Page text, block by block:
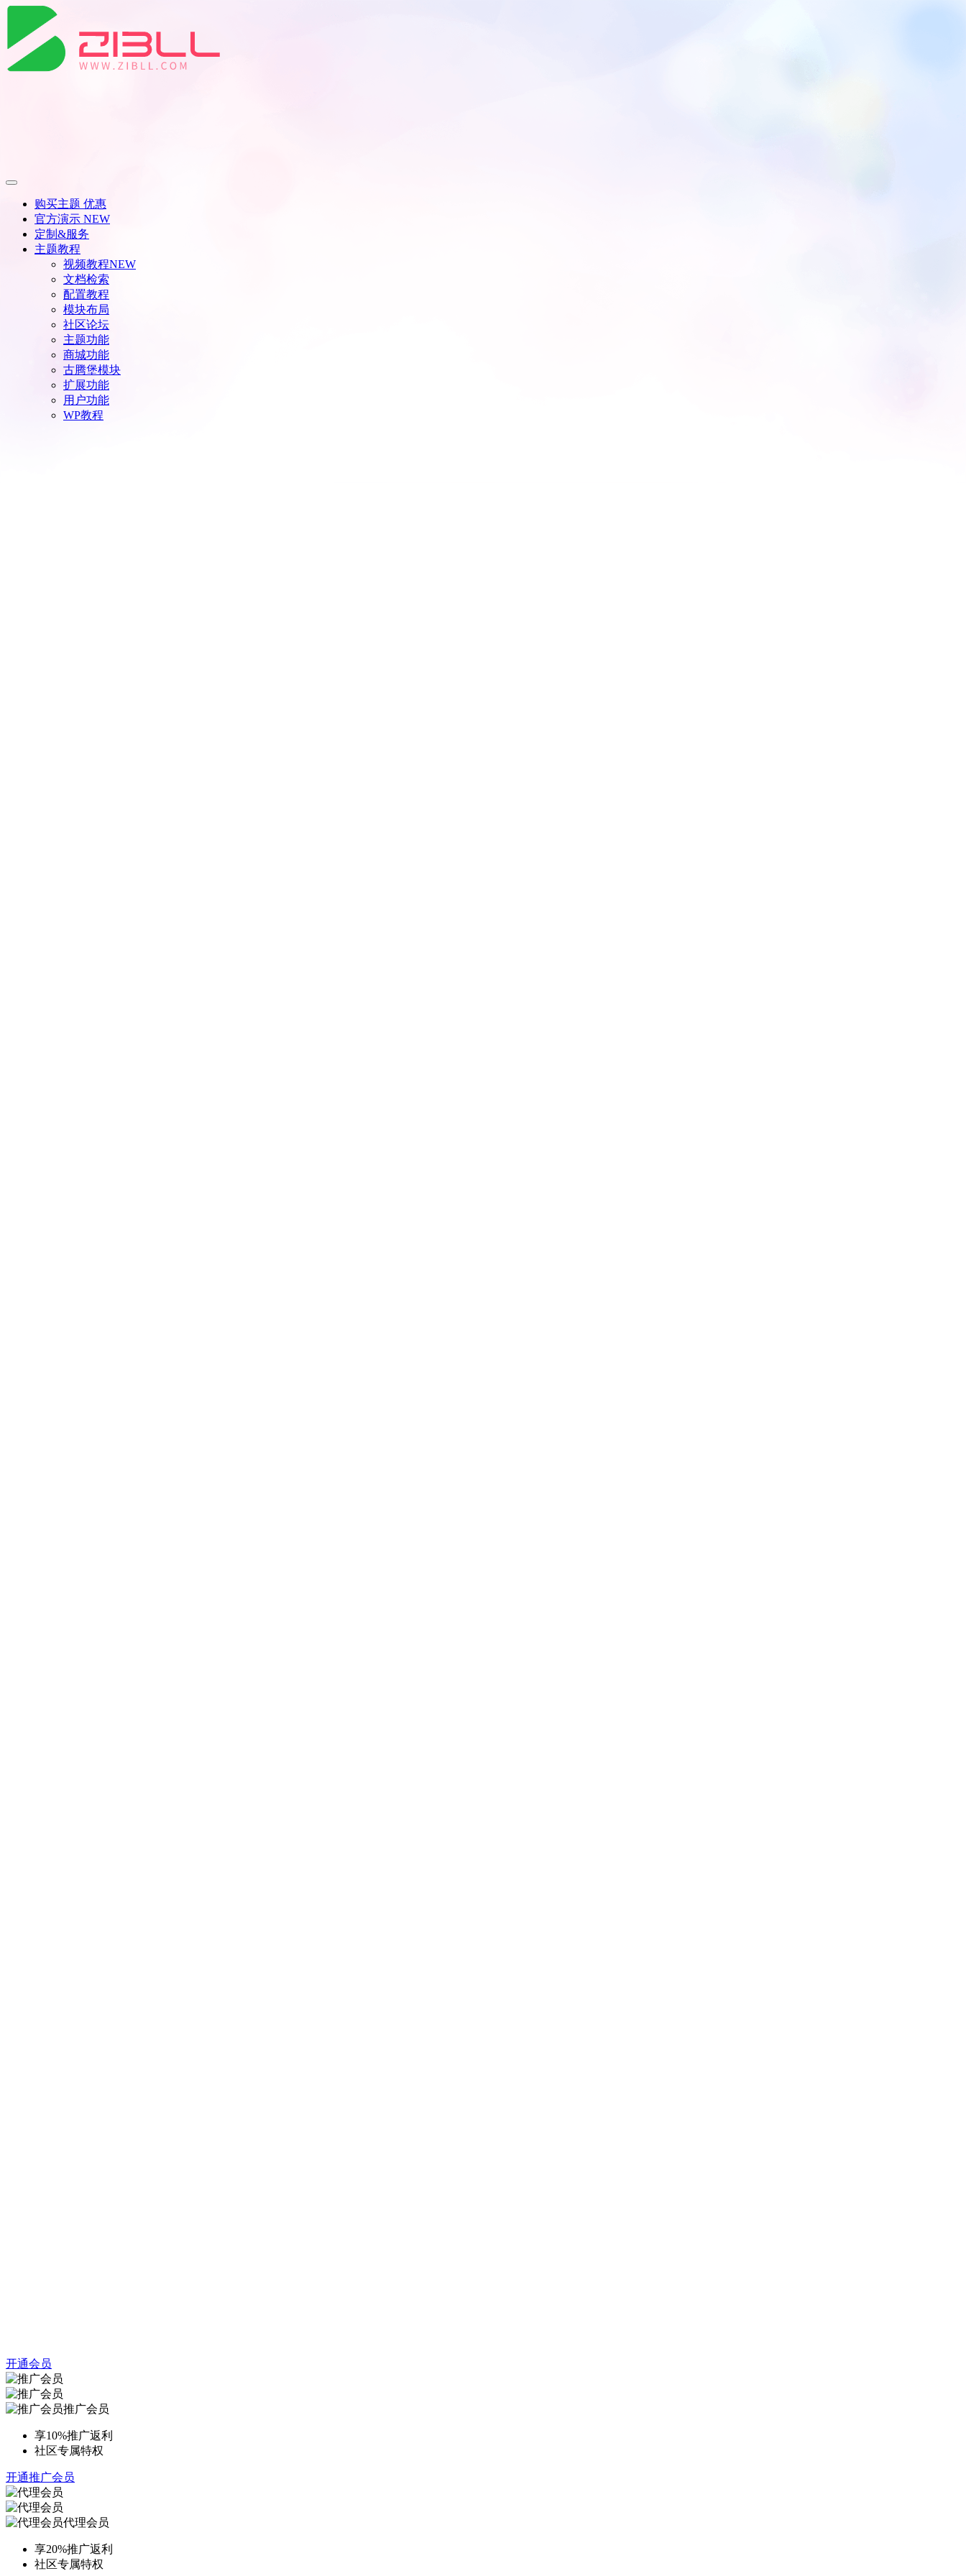
购买主题 优惠
官方演示 NEW
定制&服务
主题教程
视频教程NEW
文档检索
配置教程
模块布局
社区论坛
主题功能
商城功能
古腾堡模块
扩展功能
用户功能
WP教程
开通会员
推广会员
享10%推广返利
社区专属特权
开通推广会员
代理会员
享20%推广返利
社区专属特权